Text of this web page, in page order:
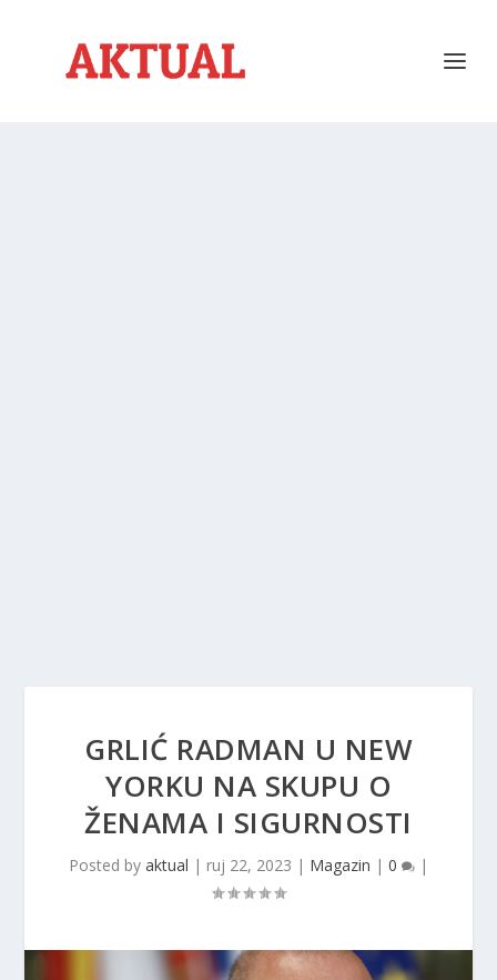
GRLIĆ RADMAN U NEW
YORKU NA SKUPU O
ŽENAMA I SIGURNOSTI
Posted by aktual | ruj 22, 2023 | Magazin | 0 |